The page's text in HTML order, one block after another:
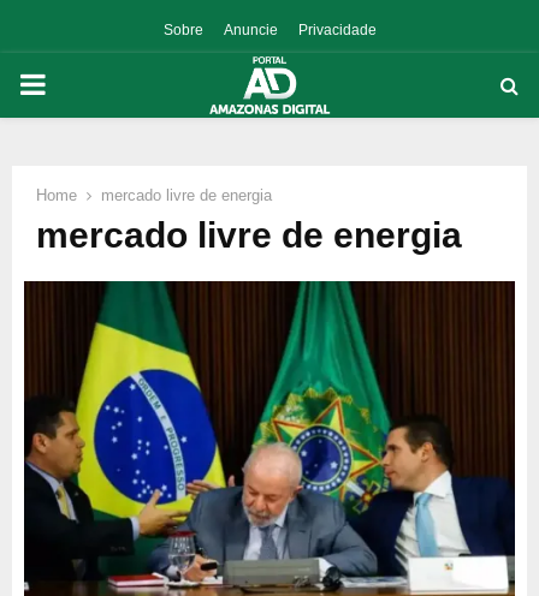
Sobre Anuncie Privacidade
PRIMARY
Home mercado livre de energia
mercado livre de energia